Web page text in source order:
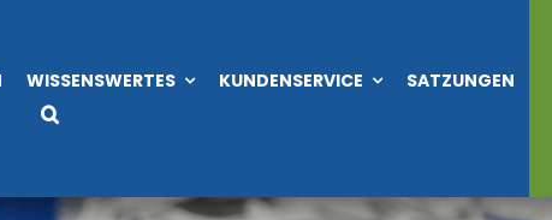
WISSENSWERTES KUNDENSERVICE SATZUNGEN